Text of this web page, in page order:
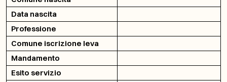
Data nascita
Professione
Comune iscrizione leva
Mandamento
Esito servizio